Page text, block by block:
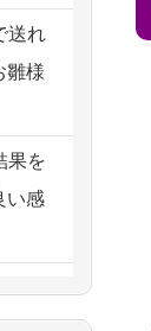
送れ
雛様
果を
い感
るの